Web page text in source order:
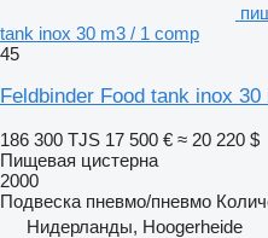
tank inox 30 m3 / 1 comp
45
Feldbinder Food tank inox
186 300 TJS 17 500 € ≈ 20 220 $
Пищевая цистерна
2000
Подвеска пневмо/пневмо
Нидерланды, Hoogerheide